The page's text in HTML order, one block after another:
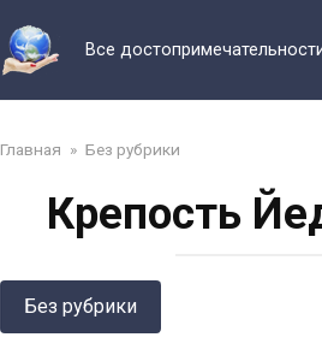
Все
Главная » Без рубрики
Крепость
Без рубрики